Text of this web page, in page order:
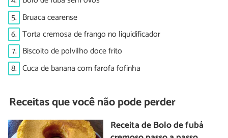
5. Bruaca cearense
6. Torta cremosa de frango no liquidificador
7. Biscoito de polvilho doce frito
8. Cuca de banana com farofa fofinha
Receitas que você não pode perder
Receita de Bolo de fubá